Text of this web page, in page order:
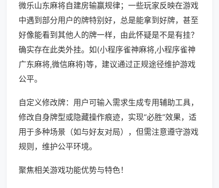
微乐山东麻将自建房输赢规律；一些玩家反映在游戏
中遇到部分用户的牌特别好，总是能拿到好牌，甚至
好像能看到其他人的牌一样，由此怀疑是不是有挂？
确实存在此类外挂。如(小程序雀神麻将,小程序雀神
广东麻将,微信麻将)等，建议通过正规途径维护游戏
公平。
自定义修改牌：用户可输入需求生成专用辅助工具，
修改自身牌型或隐藏操作痕迹，实现“必胜”效果，适
用于多种场景（如与好友对局），但需注意遵守游戏
规则，维护公平环境。
聚焦相关游戏功能优势与特色！